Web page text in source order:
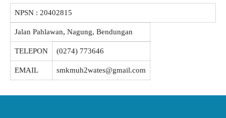
NPSN : 20402815
Jalan Pahlawan, Nagung, Bendungan
TELEPON (0274) 773646
EMAIL smkmuh2wates@gmail.com